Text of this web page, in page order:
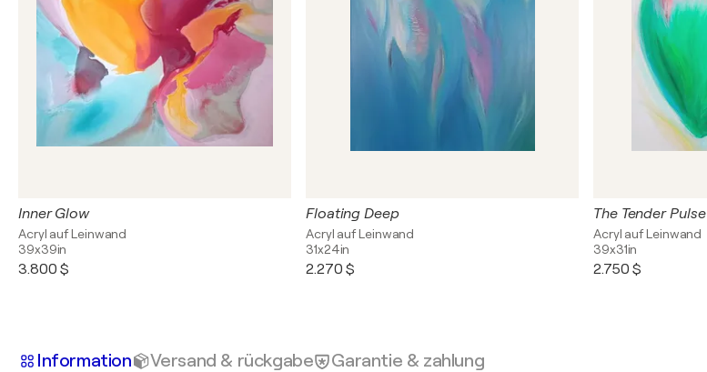
Inner Glow
Acryl auf Leinwand
39x39in
3.800 $
Floating Deep
Acryl auf Leinwand
31x24in
2.270 $
The Tender Pulse
Acryl auf Leinwand
39x31in
2.750 $
Information Versand & rückgabe Garantie & zahlung